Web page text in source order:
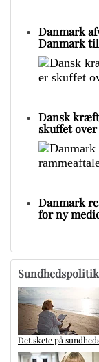
Danmark
Danmark
Dansk
skuffet over
Danmark
for ny
Sundhedspolitik
Det skete på